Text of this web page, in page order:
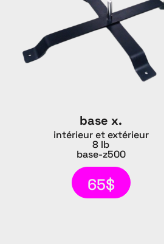
base x.
intérieur et extérieur
8 lb
base-z500
65$